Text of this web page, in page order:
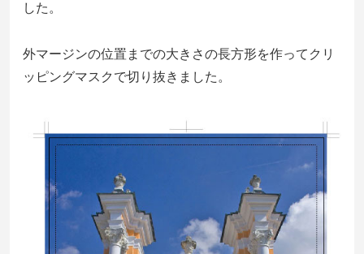
した。
外マージンの位置までの大きさの長方形を作ってクリ
ッピングマスクで切り抜きました。